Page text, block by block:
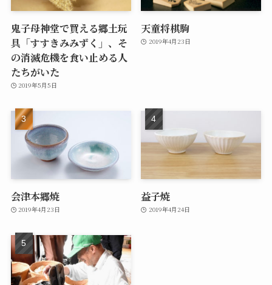
鬼子母神堂で買える郷土玩
具「すすきみみずく」、そ
の消滅危機を食い止める人
たちがいた
2019年5月5日
天童将棋駒
2019年4月23日
会津本郷焼
2019年4月23日
益子焼
2019年4月24日